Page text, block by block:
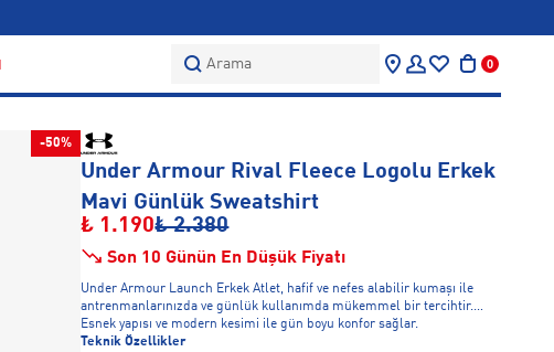
Arama 0
-50%
Under Armour Rival Fleece Logolu Erkek
Mavi Günlük Sweatshirt
₺ 1.190₺ 2.380
Son 10 Günün En Düşük Fiyatı
Under Armour Launch Erkek Atlet, hafif ve nefes alabilir kumaşı ile
antrenmanlarınızda ve günlük kullanımda mükemmel bir tercihtir.
Esnek yapısı ve modern kesimi ile gün boyu konfor sağlar.
Teknik Özellikler